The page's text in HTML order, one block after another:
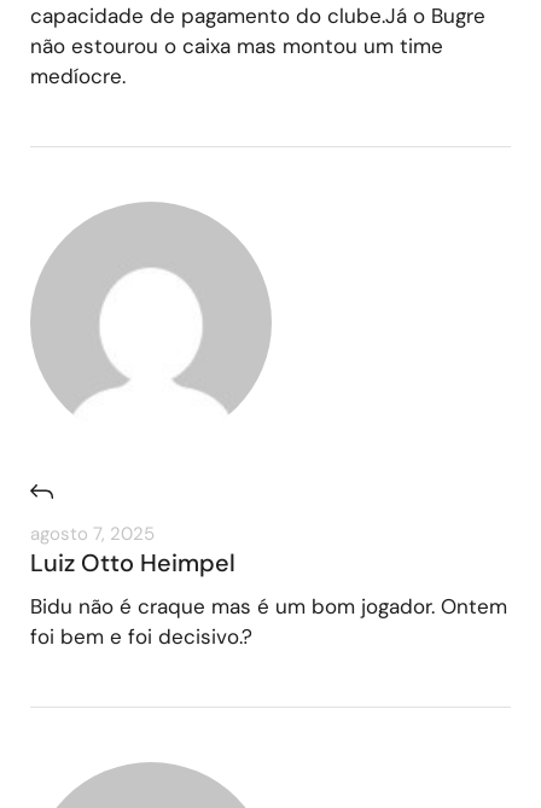
capacidade de pagamento do clube.Já o Bugre
não estourou o caixa mas montou um time
medíocre.
agosto 7, 2025
Luiz Otto Heimpel
Bidu não é craque mas é um bom jogador. Ontem
foi bem e foi decisivo.?